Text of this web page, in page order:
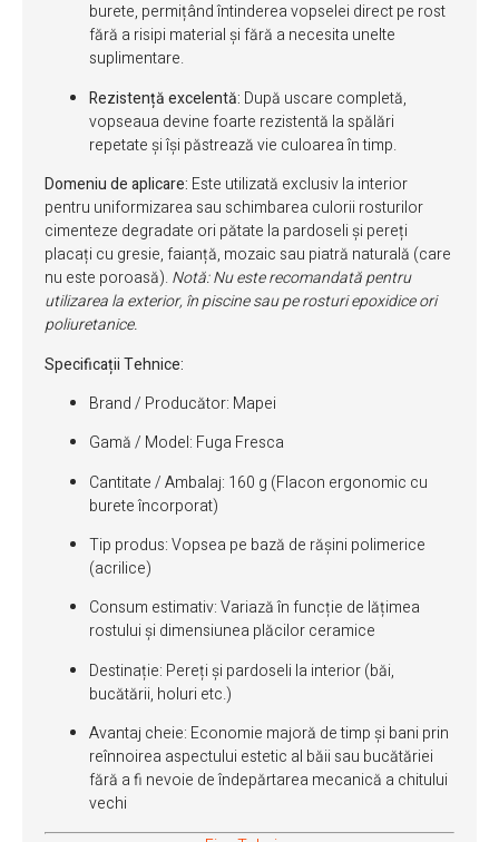
burete, permițând întinderea vopselei direct pe rost
fără a risipi material și fără a necesita unelte
suplimentare.
Rezistență excelentă: După uscare completă,
vopseaua devine foarte rezistentă la spălări
repetate și își păstrează vie culoarea în timp.
Domeniu de aplicare: Este utilizată exclusiv la interior
pentru uniformizarea sau schimbarea culorii rosturilor
cimenteze degradate ori pătate la pardoseli și pereți
placați cu gresie, faianță, mozaic sau piatră naturală (care
nu este poroasă). Notă: Nu este recomandată pentru
utilizarea la exterior, în piscine sau pe rosturi epoxidice ori
poliuretanice.
Specificații Tehnice:
Brand / Producător: Mapei
Gamă / Model: Fuga Fresca
Cantitate / Ambalaj: 160 g (Flacon ergonomic cu
burete încorporat)
Tip produs: Vopsea pe bază de rășini polimerice
(acrilice)
Consum estimativ: Variază în funcție de lățimea
rostului și dimensiunea plăcilor ceramice
Destinație: Pereți și pardoseli la interior (băi,
bucătării, holuri etc.)
Avantaj cheie: Economie majoră de timp și bani prin
reînnoirea aspectului estetic al băii sau bucătăriei
fără a fi nevoie de îndepărtarea mecanică a chitului
vechi